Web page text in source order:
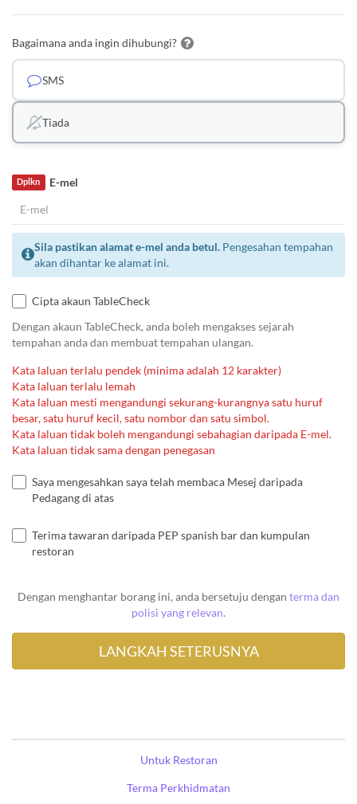
Bagaimana anda ingin dihubungi?
SMS
Tiada
E-mel
Dplkn
Sila pastikan alamat e-mel anda betul. Pengesahan tempahan
akan dihantar ke alamat ini.
Cipta akaun TableCheck
Dengan akaun TableCheck, anda boleh mengakses sejarah
tempahan anda dan membuat tempahan ulangan.
Kata laluan terlalu pendek (minima adalah 12 karakter)
Kata laluan terlalu lemah
Kata laluan mesti mengandungi sekurang-kurangnya satu huruf
besar, satu huruf kecil, satu nombor dan satu simbol.
Kata laluan tidak boleh mengandungi sebahagian daripada E-mel.
Kata laluan tidak sama dengan penegasan
Saya mengesahkan saya telah membaca Mesej daripada
Pedagang di atas
Terima tawaran daripada PEP spanish bar dan kumpulan
restoran
Dengan menghantar borang ini, anda bersetuju dengan terma dan
polisi yang relevan.
Untuk Restoran
Terma Perkhidmatan